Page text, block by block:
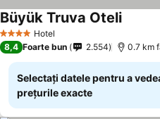
4 Stele Hotel
Büyük Truva OteliVedeți
8,4 Foarte bun 2.554 0.7 km
Selectați datele pentru a
prețurile exacte